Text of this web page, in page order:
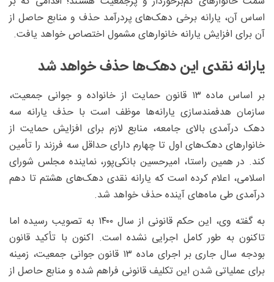
اساس آن، یارانه برخی دهک‌های پردرآمد حذف و منابع حاصل از
آن برای افزایش یارانه خانوارهای مشمول اختصاص خواهد یافت.
یارانه نقدی این دهک‌ها حذف خواهد شد
بر اساس ماده ۱۳ قانون حمایت از خانواده و جوانی جمعیت،
سازمان هدفمندسازی یارانه‌ها موظف است با حذف یارانه سه
دهک درآمدی بالای جامعه، منابع لازم برای افزایش حمایت از
خانوارهای دهک‌های اول تا چهارم دارای حداقل سه فرزند را تأمین
کند. در همین راستا، امیرحسین بانکی‌پور، نماینده مجلس شورای
اسلامی، اعلام کرده است که یارانه نقدی دهک‌های هشتم تا دهم
درآمدی طی ماه‌های آینده حذف خواهد شد.
به گفته وی، این حکم قانونی از سال ۱۴۰۰ به تصویب رسیده اما
تاکنون به طور کامل اجرایی نشده است. اکنون با تأکید قانون
بودجه سال جاری بر اجرای ماده ۱۳ قانون جوانی جمعیت، زمینه
برای عملیاتی شدن این تکلیف قانونی فراهم شده و منابع حاصل از